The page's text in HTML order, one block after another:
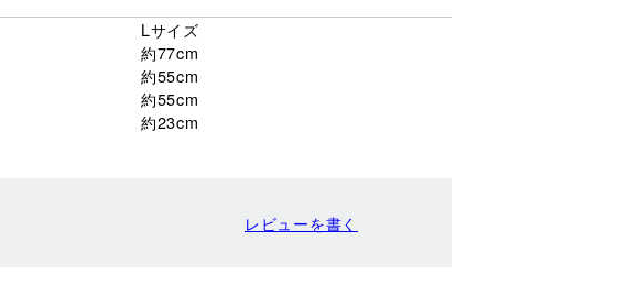
Lサイズ
約77cm
約55cm
約55cm
約23cm
レビューを書く